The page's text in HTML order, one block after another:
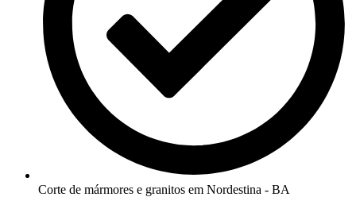
Corte de mármores e granitos em Nordestina - BA